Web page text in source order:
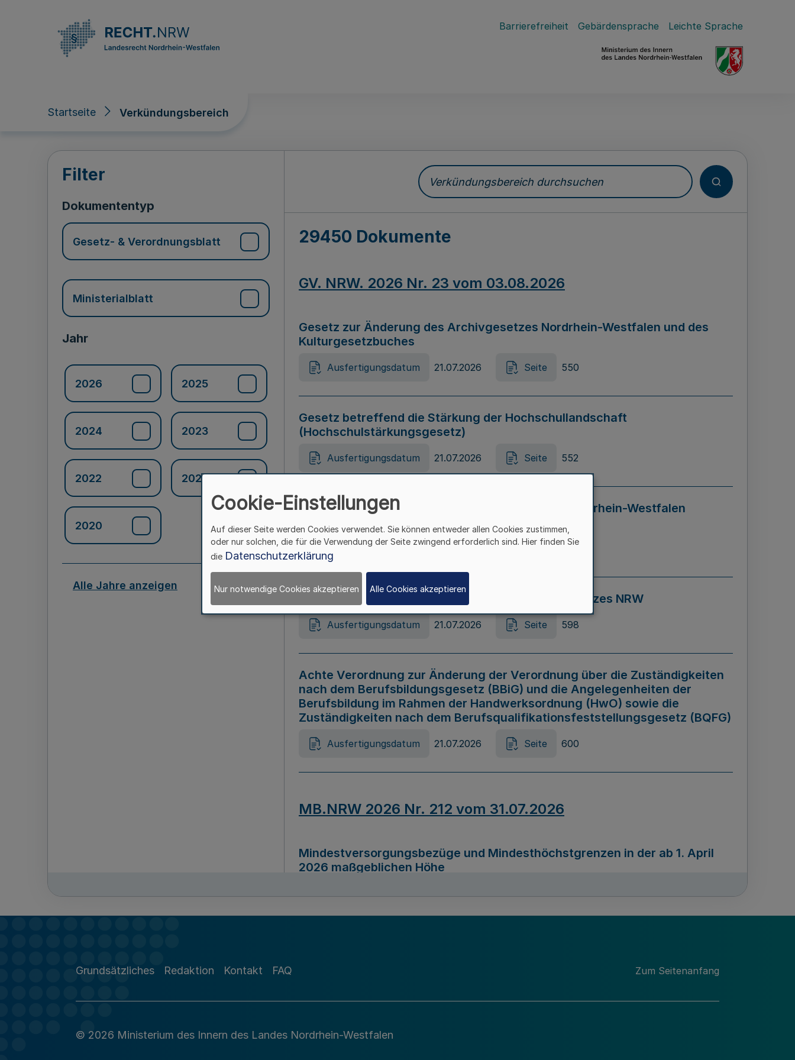
Barrierefreiheit Gebärdensprache Leichte Sprache
Startseite Verkündungsbereich
Verkündungsbereich
Filter
Dokumententyp
Gesetz- & Verordnungsblatt
Ministerialblatt
Jahr
2026 2025
2024 2023
2022 2021
2020
Alle Jahre anzeigen
Verkündungsbereich durchsuchen
29450 Dokumente
GV. NRW. 2026 Nr. 23 vom 03.08.2026
Gesetz zur Änderung des Archivgesetzes Nordrhein-Westfalen und des
Kulturgesetzbuches
Ausfertigungsdatum 21.07.2026 Seite 550
Gesetz betreffend die Stärkung der Hochschullandschaft
(Hochschulstärkungsgesetz)
Ausfertigungsdatum 21.07.2026 Seite 552
Gesetz zur Vermeidung von Diskriminierung in Nordrhein-Westfalen
(Landesantidiskriminierungsgesetz – LADG NRW)
Ausfertigungsdatum 21.07.2026 Seite 595
Gesetz zur Änderung des Online-Casinospiel Gesetzes NRW
Ausfertigungsdatum 21.07.2026 Seite 598
Achte Verordnung zur Änderung der Verordnung über die Zuständigkeiten
nach dem Berufsbildungsgesetz (BBiG) und die Angelegenheiten der
Berufsbildung im Rahmen der Handwerksordnung (HwO) sowie die
Zuständigkeiten nach dem Berufsqualifikationsfeststellungsgesetz (BQFG)
Ausfertigungsdatum 21.07.2026 Seite 600
MB.NRW 2026 Nr. 212 vom 31.07.2026
Mindestversorgungsbezüge und Mindesthöchstgrenzen in der ab 1. April
2026 maßgeblichen Höhe
Richtlinie zur Durchführung des Förderprogramms „Mittelstand Innovativ &
Grundsätzliches Redaktion Kontakt FAQ Zum Seitenanfang
© 2026 Ministerium des Innern des Landes Nordrhein-Westfalen
Cookie-Einstellungen
Auf dieser Seite werden Cookies verwendet. Sie können entweder allen Cookies zustimmen,
oder nur solchen, die für die Verwendung der Seite zwingend erforderlich sind. Hier finden Sie
die Datenschutzerklärung
Nur notwendige Cookies akzeptieren Alle Cookies akzeptieren